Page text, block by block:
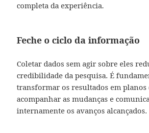
completa da experiência.
Feche o ciclo da informação
Coletar dados sem agir sobre eles
credibilidade da pesquisa. É
transformar os resultados em
acompanhar as mudanças e
internamente os avanços alcançados.